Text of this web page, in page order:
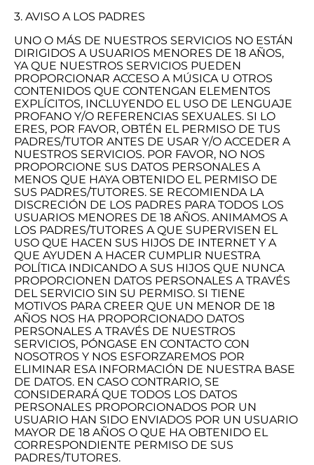
3. AVISO A LOS PADRES
UNO O MÁS DE NUESTROS SERVICIOS NO ESTÁN
DIRIGIDOS A USUARIOS MENORES DE 18 AÑOS,
YA QUE NUESTROS SERVICIOS PUEDEN
PROPORCIONAR ACCESO A MÚSICA U OTROS
CONTENIDOS QUE CONTENGAN ELEMENTOS
EXPLÍCITOS, INCLUYENDO EL USO DE LENGUAJE
PROFANO Y/O REFERENCIAS SEXUALES. SI LO
ERES, POR FAVOR, OBTÉN EL PERMISO DE TUS
PADRES/TUTOR ANTES DE USAR Y/O ACCEDER A
NUESTROS SERVICIOS. POR FAVOR, NO NOS
PROPORCIONE SUS DATOS PERSONALES A
MENOS QUE HAYA OBTENIDO EL PERMISO DE
SUS PADRES/TUTORES. SE RECOMIENDA LA
DISCRECIÓN DE LOS PADRES PARA TODOS LOS
USUARIOS MENORES DE 18 AÑOS. ANIMAMOS A
LOS PADRES/TUTORES A QUE SUPERVISEN EL
USO QUE HACEN SUS HIJOS DE INTERNET Y A
QUE AYUDEN A HACER CUMPLIR NUESTRA
POLÍTICA INDICANDO A SUS HIJOS QUE NUNCA
PROPORCIONEN DATOS PERSONALES A TRAVÉS
DEL SERVICIO SIN SU PERMISO. SI TIENE
MOTIVOS PARA CREER QUE UN MENOR DE 18
AÑOS NOS HA PROPORCIONADO DATOS
PERSONALES A TRAVÉS DE NUESTROS
SERVICIOS, PÓNGASE EN CONTACTO CON
NOSOTROS Y NOS ESFORZAREMOS POR
ELIMINAR ESA INFORMACIÓN DE NUESTRA BASE
DE DATOS. EN CASO CONTRARIO, SE
CONSIDERARÁ QUE TODOS LOS DATOS
PERSONALES PROPORCIONADOS POR UN
USUARIO HAN SIDO ENVIADOS POR UN USUARIO
MAYOR DE 18 AÑOS O QUE HA OBTENIDO EL
CORRESPONDIENTE PERMISO DE SUS
PADRES/TUTORES.